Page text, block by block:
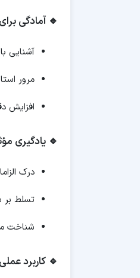
🔹 آمادگی
آشنایی
مرور
افزایش
🔹 یادگیری
درک
تسلط بر
شناخت
🔹 کاربرد